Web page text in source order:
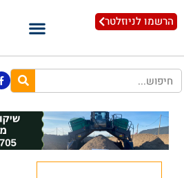
הרשמו לניוזלטר